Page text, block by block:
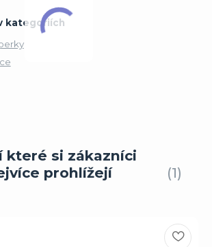
kategoriích
které si zákazníci
prohlížejí
1